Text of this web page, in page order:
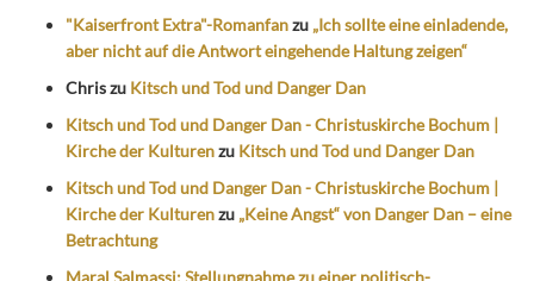
"Kaiserfront Extra"-Romanfanzu „Ich sollte eine einladende,
aber nicht auf die Antwort eingehende Haltung zeigen“
Chriszu Kitsch und Tod und Danger Dan
Kitsch und Tod und Danger Dan - Christuskirche Bochum |
Kirche der Kulturenzu Kitsch und Tod und Danger Dan
Kitsch und Tod und Danger Dan - Christuskirche Bochum |
Kirche der Kulturenzu „Keine Angst“ von Danger Dan – eine
Betrachtung
Maral Salmassi: Stellungnahme zu einer politisch-